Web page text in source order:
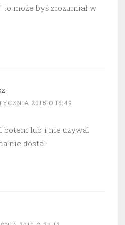
to może byś zrozumiał w
2015 O 16:49
botem lub i nie uzywal
nie dostal